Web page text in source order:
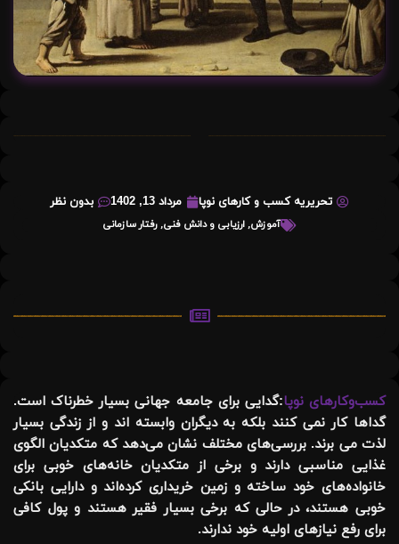
تحریریه کسب و کارهای نوپا مرداد 13, 1402 بدون نظر
آموزش,ارزیابی و دانش فنی,رفتار سازمانی
کسب‌وکارهای نوپا:گدایی برای جامعه جهانی بسیار خطرناک است.
گداها کار نمی کنند بلکه به دیگران وابسته اند و از زندگی بسیار
لذت می برند. بررسی‌های مختلف نشان می‌دهد که متکدیان الگوی
غذایی مناسبی دارند و برخی از متکدیان خانه‌های خوبی برای
خانواده‌های خود ساخته و زمین خریداری کرده‌اند و دارایی بانکی
خوبی هستند، در حالی که برخی بسیار فقیر هستند و پول کافی
برای رفع نیازهای اولیه خود ندارند.